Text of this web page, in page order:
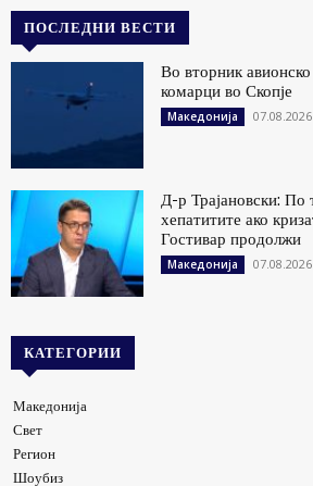
ПОСЛЕДНИ ВЕСТИ
Во вторник
комарци во Скопје
Македонија
Д-р Трајановски: По
хепатитите ако
Гостивар продолжи
Македонија
КАТЕГОРИИ
Македонија
Свет
Регион
Шоубиз